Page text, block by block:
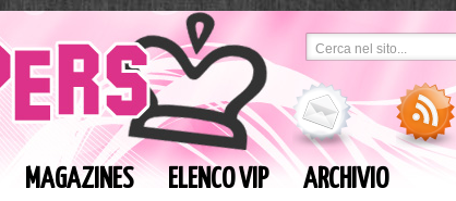
MAGAZINES ELENCO VIP ARCHIVIO